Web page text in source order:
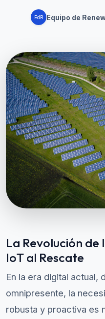
EdR Equipo de
La Revolución de
IoT al Rescate
En la era digital actual,
omnipresente, la
robusta y proactiva es